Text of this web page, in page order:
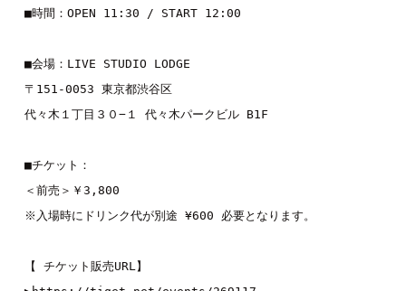
■時間：OPEN 11:30 / START 12:00
■会場：LIVE STUDIO LODGE
〒151-0053 東京都渋谷区
代々木１丁目３０−１ 代々木パークビル B1F
■チケット：
＜前売＞￥3,800
※入場時にドリンク代が別途 ¥600 必要となります。
【 チケット販売URL】